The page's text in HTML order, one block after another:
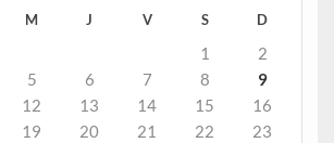
M J V S D
1
2
5 6 7 8
9
12 13 14 15
16
19 20 21 22
23